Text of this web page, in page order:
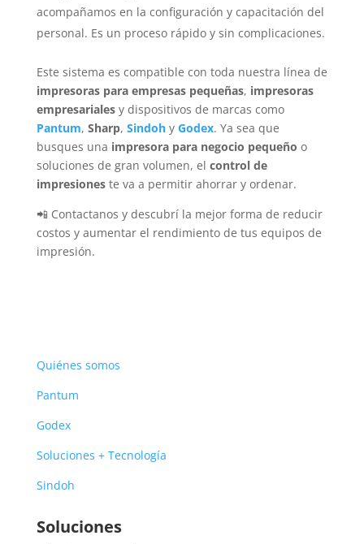
acompañamos en la configuración y capacitación del
personal. Es un proceso rápido y sin complicaciones.
Este sistema es compatible con toda nuestra línea de
impresoras para empresas pequeñas, impresoras
empresarialesy dispositivos de marcas como
Pantum, Sharp, Sindohy Godex. Ya sea que
busques una impresora para negocio pequeño o
soluciones de gran volumen, el control de
impresioneste va a permitir ahorrar y ordenar.
📲 Contactanos y descubrí la mejor forma de reducir
costos y aumentar el rendimiento de tus equipos de
impresión.
Quiénes somos
Pantum
Godex
Soluciones + Tecnología
Sindoh
Soluciones